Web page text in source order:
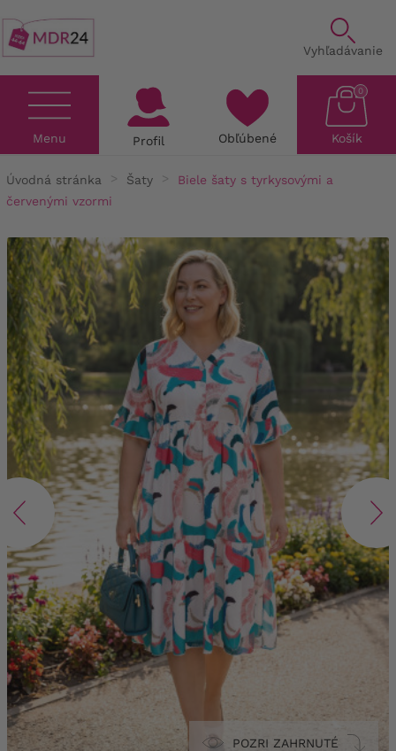
Vyhľadávanie
Menu Profil Obľúbené Košík
0
Úvodná stránka Šaty
Biele šaty s tyrkysovými a
červenými vzormi
POZRI ZAHRNUTÉ